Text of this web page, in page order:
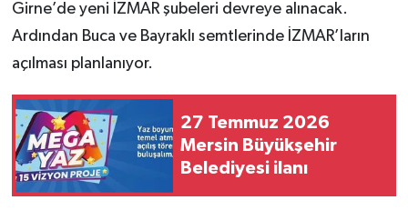
Girne’de yeni İZMAR şubeleri devreye alınacak.
Ardından Buca ve Bayraklı semtlerinde İZMAR’ların
açılması planlanıyor.
27 Temmuz 2026
Mersin Büyükşehir
Belediyesi ilanı